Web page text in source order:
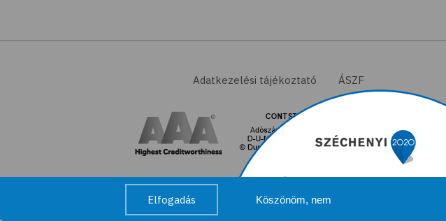
Adatkezelési tájékoztató ÁSZF
Elfogadás Köszönöm, nem